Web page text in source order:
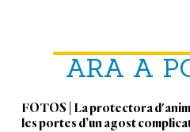
ARA A
FOTOS | La protectora
les portes d’un agost